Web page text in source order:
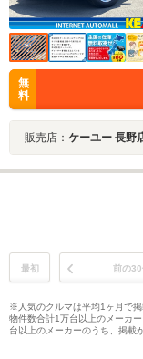
無
料
販売店： ケーユー 長野
最初 前の
※人気のクルマは平均1ヶ月で掲
物件数合計1万台以上のメーカ
台以上のメーカーのうち、掲載